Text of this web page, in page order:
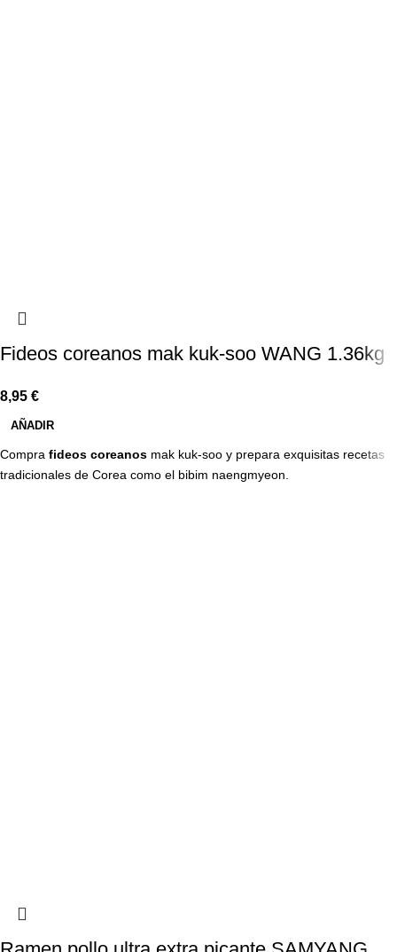
Fideos coreanos mak kuk-soo WANG 1.36kg
8,95 €
AÑADIR
Compra fideos coreanos mak kuk-soo y prepara exquisitas recetas
tradicionales de Corea como el bibim naengmyeon.